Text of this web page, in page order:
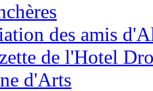
des amis
de l'Hotel
d'Arts